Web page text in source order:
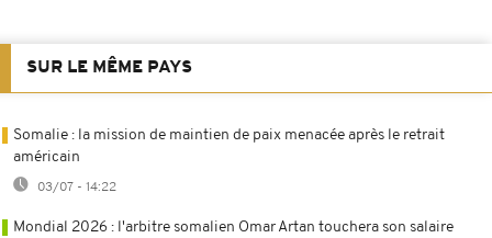
SUR LE MÊME PAYS
Somalie : la mission de maintien de paix menacée après le retrait
américain
03/07 - 14:22
Mondial 2026 : l'arbitre somalien Omar Artan touchera son salaire